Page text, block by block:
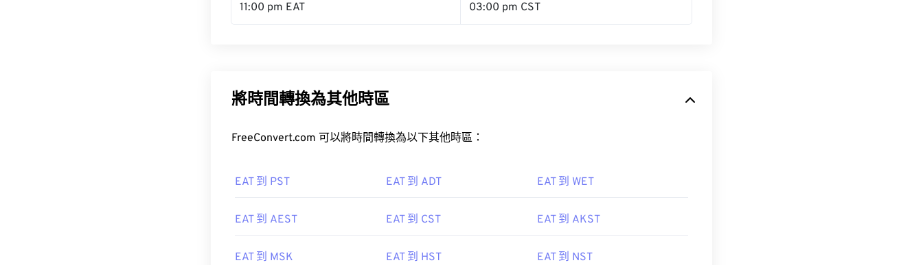
11:00 pm EAT 03:00 pm CST
將時間轉換為其他時區
FreeConvert.com 可以將時間轉換為以下其他時區：
EAT 到 PST EAT 到 ADT EAT 到 WET
EAT 到 AEST EAT 到 CST EAT 到 AKST
EAT 到 MSK EAT 到 HST EAT 到 NST